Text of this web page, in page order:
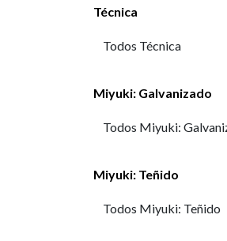
Técnica
Miyuki: Galvanizado
Miyuki: Teñido